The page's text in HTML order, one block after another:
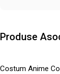
Produse
Costum Anime